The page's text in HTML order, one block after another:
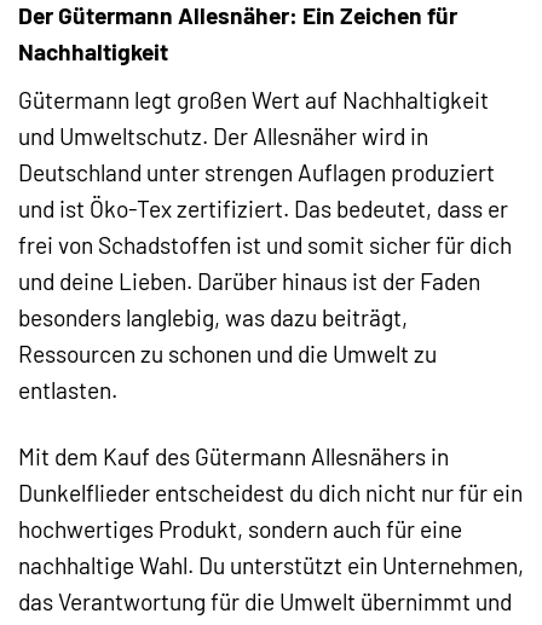
Der Gütermann Allesnäher: Ein Zeichen für
Nachhaltigkeit
Gütermann legt großen Wert auf Nachhaltigkeit
und Umweltschutz. Der Allesnäher wird in
Deutschland unter strengen Auflagen produziert
und ist Öko-Tex zertifiziert. Das bedeutet, dass er
frei von Schadstoffen ist und somit sicher für dich
und deine Lieben. Darüber hinaus ist der Faden
besonders langlebig, was dazu beiträgt,
Ressourcen zu schonen und die Umwelt zu
entlasten.
Mit dem Kauf des Gütermann Allesnähers in
Dunkelflieder entscheidest du dich nicht nur für ein
hochwertiges Produkt, sondern auch für eine
nachhaltige Wahl. Du unterstützt ein Unternehmen,
das Verantwortung für die Umwelt übernimmt und